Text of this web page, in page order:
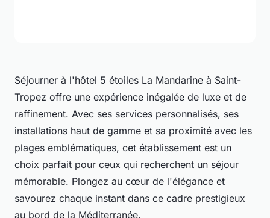
Séjourner à l'hôtel 5 étoiles La Mandarine à Saint-
Tropez offre une expérience inégalée de luxe et de
raffinement. Avec ses services personnalisés, ses
installations haut de gamme et sa proximité avec les
plages emblématiques, cet établissement est un
choix parfait pour ceux qui recherchent un séjour
mémorable. Plongez au cœur de l'élégance et
savourez chaque instant dans ce cadre prestigieux
au bord de la Méditerranée.